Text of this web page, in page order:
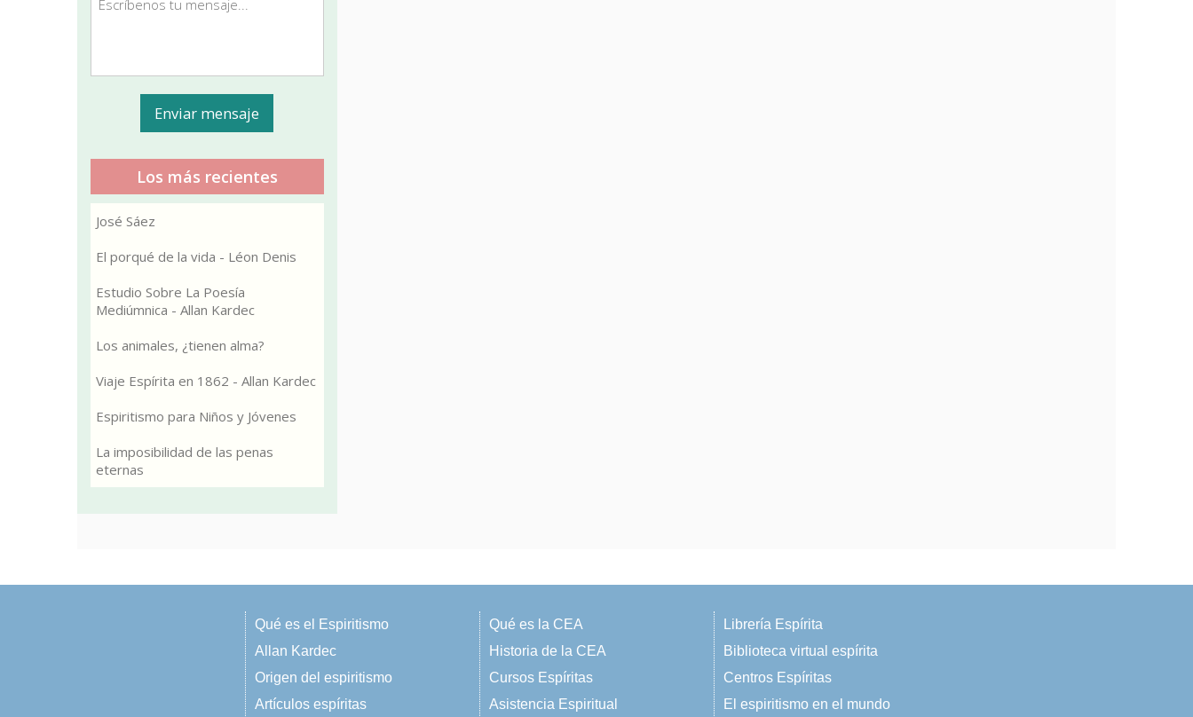
Los más recientes
José Sáez
El porqué de la vida - Léon Denis
Estudio Sobre La Poesía
Mediúmnica - Allan Kardec
Los animales, ¿tienen alma?
Viaje Espírita en 1862 - Allan Kardec
Espiritismo para Niños y Jóvenes
La imposibilidad de las penas
eternas
Qué es el Espiritismo
Allan Kardec
Origen del espiritismo
Artículos espíritas
Qué es la CEA
Historia de la CEA
Cursos Espíritas
Asistencia Espiritual
Librería Espírita
Biblioteca virtual espírita
Centros Espíritas
El espiritismo en el mundo